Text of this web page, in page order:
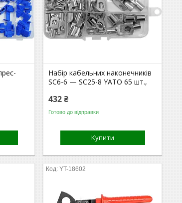
Набір кабельних наконечників
SC6-6 — SC25-8 YATO 65 шт.,
432 ₴
Готово до відправки
Купити
YT-18602